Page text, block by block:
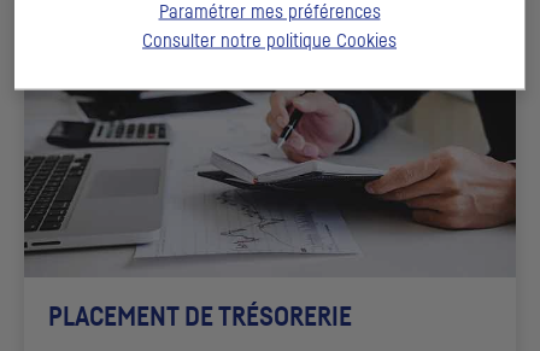
PLACEMENT DE TRÉSORERIE
Paramétrer mes préférences
Consulter notre politique Cookies